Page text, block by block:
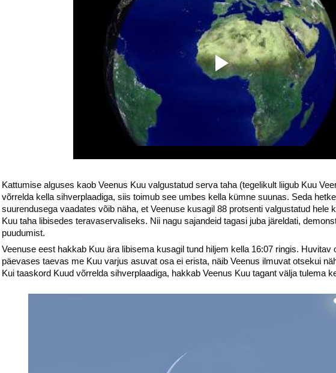
Kattumise alguses kaob Veenus Kuu valgustatud serva taha (tegelikult liigub Kuu
võrrelda kella sihverplaadiga, siis toimub see umbes kella kümne suunas. Seda
suurendusega vaadates võib näha, et Veenuse kusagil 88 protsenti valgustatud hele
Kuu taha libisedes teravaservaliseks. Nii nagu sajandeid tagasi juba järeldati,
puudumist.
Veenuse eest hakkab Kuu ära libisema kusagil tund hiljem kella 16:07 ringis. Huvitav
päevases taevas me Kuu varjus asuvat osa ei erista, näib Veenus ilmuvat otsekui
Kui taaskord Kuud võrrelda sihverplaadiga, hakkab Veenus Kuu tagant välja tulema